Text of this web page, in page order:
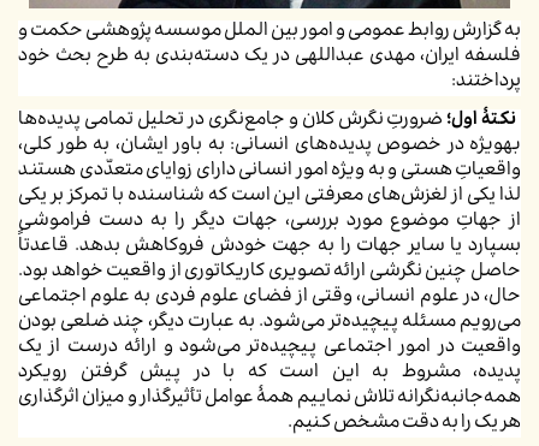
به گزارش روابط عمومی و امور بین الملل موسسه پژوهشی حکمت و
فلسفه ایران، مهدی عبداللهی در یک دسته‌بندی به طرح بحث خود
پرداختند:
نکتۀ اول؛ضرورتِ نگرش کلان و جامع‌نگری در تحلیل تمامی پدیده‌ها
به­ویژه در خصوص پدیده‌های انسانی: به باور ایشان، به طور کلی،
واقعیاتِ هستی و به ویژه امور انسانی دارای زوایای متعدّدی هستند
لذا یکی از لغزش‌های معرفتی این است که شناسنده با تمرکز بر یکی
از جهاتِ موضوع مورد بررسی، جهات دیگر را به دست فراموشی
بسپارد یا سایر جهات را به جهت خودش فروکاهش بدهد. قاعدتاً
حاصل چنین نگرشی ارائه تصویری کاریکاتوری از واقعیت خواهد بود.
حال، در علوم انسانی، وقتی از فضای علوم فردی به علوم اجتماعی
می‌رویم مسئله پیچیده‌تر می‌شود. به عبارت دیگر، چند ضلعی بودن
واقعیت در امور اجتماعی پیچیده‌تر می‌شود و ارائه درست از یک
پدیده، مشروط به این است که با در پیش گرفتن رویکرد
همه‌جانبه‌نگرانه تلاش نماییم همۀ عوامل تأثیرگذار و میزان اثرگذاری
هر یک را به دقت مشخص کنیم.